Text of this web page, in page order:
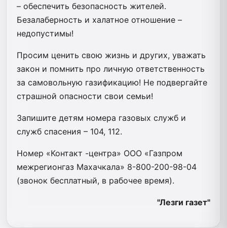
– обеспечить безопасность жителей.
Безалаберность и халатное отношение –
недопустимы!
Просим ценить свою жизнь и других, уважать
закон и помнить про личную ответственность
за самовольную газификацию! Не подвергайте
страшной опасности свои семьи!
Запишите детям номера газовых служб и
служб спасения – 104, 112.
Номер «Контакт -центра» ООО «Газпром
межрегионгаз Махачкала» 8-800-200-98-04
(звонок бесплатный, в рабочее время).
"Лезги газет"